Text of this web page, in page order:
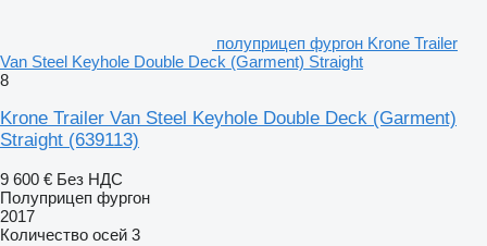
полуприцеп фургон Krone Trailer
Van Steel Keyhole Double Deck (Garment) Straight
8
Krone Trailer Van Steel Keyhole Double Deck (Garment)
Straight (639113)
9 600 € Без НДС
Полуприцеп фургон
2017
Количество осей 3